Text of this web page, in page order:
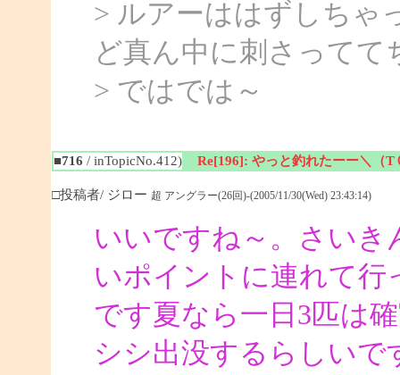
> ルアーははずしちゃ
ど真ん中に刺さって
> ではでは～
■716 / inTopicNo.412) Re[196]: やっと釣れたーー＼（T
□投稿者/ ジロー 超 アングラー(26回)-(2005/11/30(Wed) 23:43:14)
いいですね～。さい
いポイントに連れて
です夏なら一日3匹は
シシ出没するらしいで